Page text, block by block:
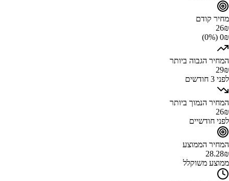
מחיר קודם
26₪
0₪ (0%)
המחיר הגבוה ביותר
29₪
לפני 3 חודשים
המחיר הנמוך ביותר
26₪
לפני חודשיים
המחיר הממוצע
28.28₪
ממוצע משוקלל